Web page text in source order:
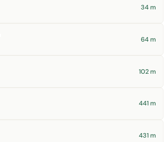
34 m
64 m
102 m
441 m
431 m